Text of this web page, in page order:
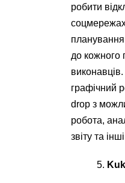
робити
планування
до кожного
графічний
drop з
робота,
звіту та